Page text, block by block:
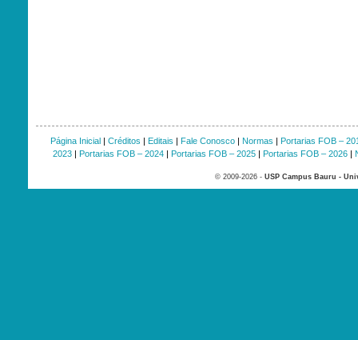
Página Inicial| Créditos | Editais | Fale Conosco| Normas | Portarias FOB –
2023| Portarias FOB – 2024| Portarias FOB – 2025| Portarias FOB – 2026|
© 2009-2026 - USP Campus Bauru -